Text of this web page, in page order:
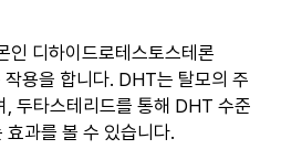
인 디하이드로테스토스테론
용을 합니다. DHT는 탈모의 주
, 두타스테리드를 통해 DHT 수준
과를 볼 수 있습니다.